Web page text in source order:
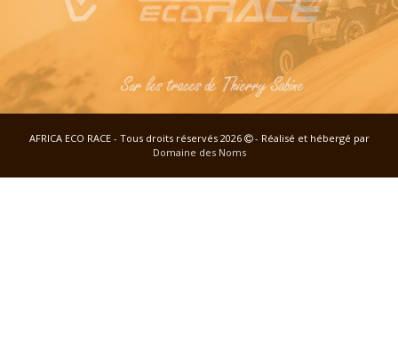
AFRICA ECO RACE - Tous droits réservés 2026
- Réalisé et hébergé par
Domaine des Noms